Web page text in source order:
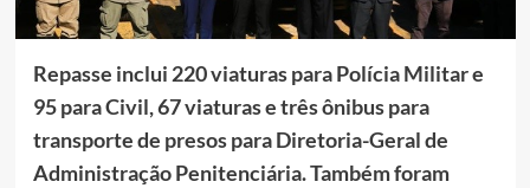
Repasse inclui 220 viaturas para Polícia Militar e
95 para Civil, 67 viaturas e três ônibus para
transporte de presos para Diretoria-Geral de
Administração Penitenciária. Também foram